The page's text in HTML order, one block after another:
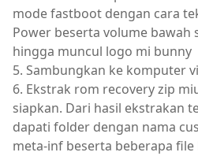
mode fastboot dengan cara
Power beserta volume bawah
hingga muncul logo mi bunny
5. Sambungkan ke komputer
6. Ekstrak rom recovery zip
siapkan. Dari hasil ekstrakan
dapati folder dengan nama
meta-inf beserta beberapa file